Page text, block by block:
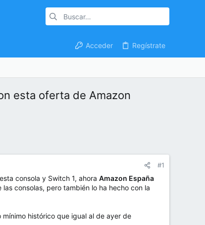
Acceder Regístrate
esta oferta de Amazon
#1
consola y Switch 1, ahora Amazon España
las consolas, pero también lo ha hecho con la
mínimo histórico que igual al de ayer de